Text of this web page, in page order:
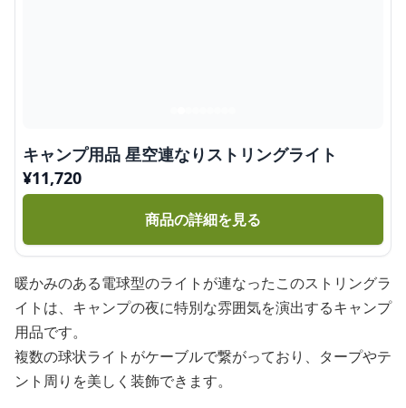
キャンプ用品 星空連なりストリングライト
¥11,720
商品の詳細を見る
暖かみのある電球型のライトが連なったこのストリングラ
イトは、キャンプの夜に特別な雰囲気を演出するキャンプ
用品です。
複数の球状ライトがケーブルで繋がっており、タープやテ
ント周りを美しく装飾できます。